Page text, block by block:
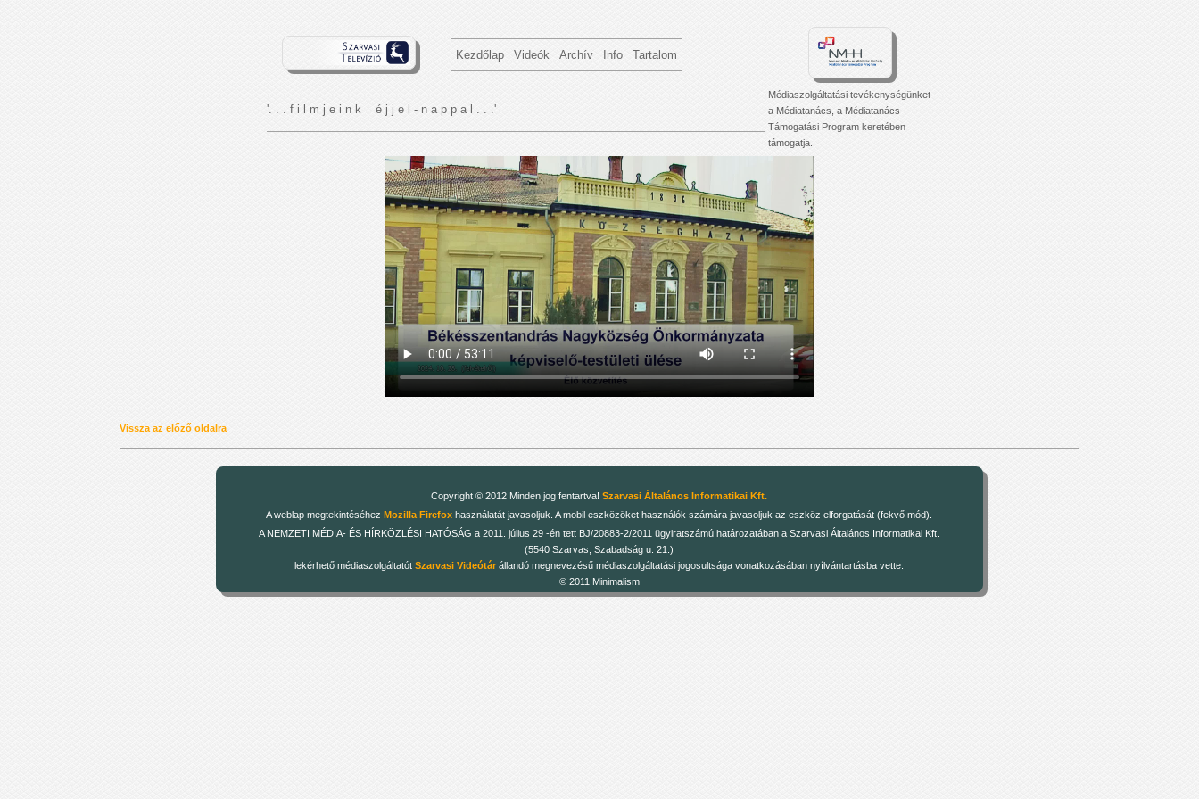
Kezdőlap Videók Archív Info Tartalom
'. . . f i l m j e i n k é j j e l - n a p p a l . . .'
Médiaszolgáltatási tevékenységünket
a Médiatanács, a Médiatanács
Támogatási Program keretében
támogatja.
Vissza az előző oldalra
Copyright © 2012 Minden jog fentartva!Szarvasi Általános Informatikai Kft.
A weblap megtekintéséhezMozilla Firefox használatát javasoljuk. A mobil eszközöket használók számára javasoljuk az eszköz elforgatását (fekvő mód).
A NEMZETI MÉDIA- ÉS HÍRKÖZLÉSI HATÓSÁG a 2011. július 29 -én tett BJ/20883-2/2011 ügyiratszámú határozatában a Szarvasi Általános Informatikai Kft.
(5540 Szarvas, Szabadság u. 21.)
lekérhető médiaszolgáltatótSzarvasi Videótár állandó megnevezésű médiaszolgáltatási jogosultsága vonatkozásában nyílvántartásba vette.
© 2011 Minimalism